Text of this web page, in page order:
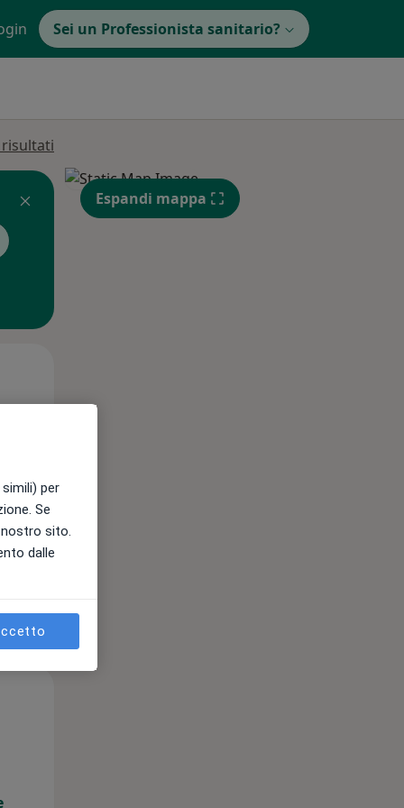
Sei un Professionista sanitario?
Espandi mappa
per
Se
sito.
dalle